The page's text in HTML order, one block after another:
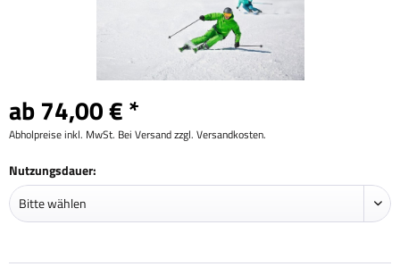
ab 74,00 € *
Abholpreise inkl. MwSt. Bei Versand zzgl. Versandkosten.
Nutzungsdauer: